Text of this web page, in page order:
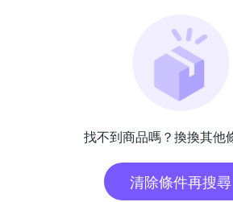
找不到商品嗎？換換其他
清除條件再搜尋